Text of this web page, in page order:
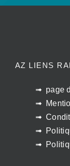
AZ LIENS
page